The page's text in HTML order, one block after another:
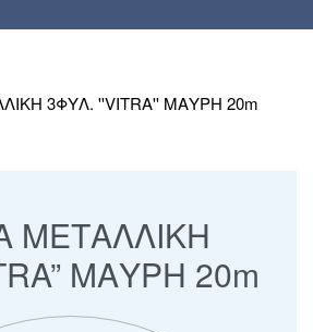
ΜΕΤΑΛΛΙΚΗ
ΜΑΥΡΗ 20m